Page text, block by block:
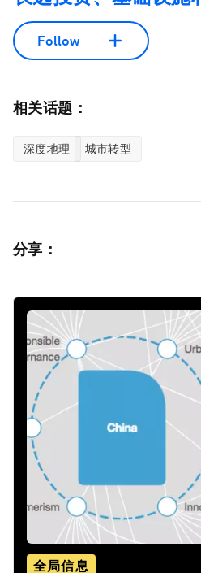
Follow
相关话题：
深度地理 城市转型
分享：
全局信息